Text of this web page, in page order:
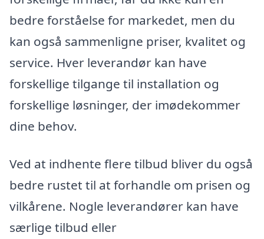
bedre forståelse for markedet, men du
kan også sammenligne priser, kvalitet og
service. Hver leverandør kan have
forskellige tilgange til installation og
forskellige løsninger, der imødekommer
dine behov.
Ved at indhente flere tilbud bliver du også
bedre rustet til at forhandle om prisen og
vilkårene. Nogle leverandører kan have
særlige tilbud eller